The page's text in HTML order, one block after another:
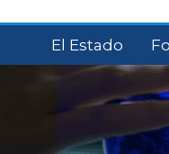
contenidoEl Estado